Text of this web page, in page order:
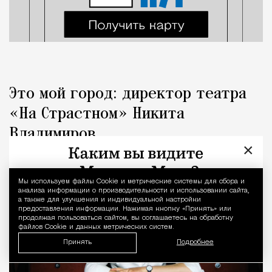
Уведомление
Мы используем файлы Сookie и метрические системы для сбора и
анализа информации о производительности и использовании сайта,
а также для улучшения и индивидуальной настройки
предоставления информации. Нажимая кнопку «Принять» или
продолжая пользоваться сайтом, вы соглашаетесь на обработку
файлов Cookie и данных метрических систем.
Принять Подробнее
Это мой город: директор театра
«На Страстном» Никита
Владимиров
×